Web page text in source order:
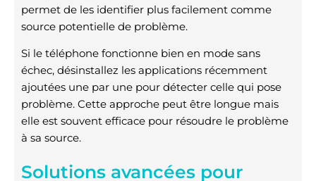
permet de les identifier plus facilement comme
source potentielle de problème.
Si le téléphone fonctionne bien en mode sans
échec, désinstallez les applications récemment
ajoutées une par une pour détecter celle qui pose
problème. Cette approche peut être longue mais
elle est souvent efficace pour résoudre le problème
à sa source.
Solutions avancées pour